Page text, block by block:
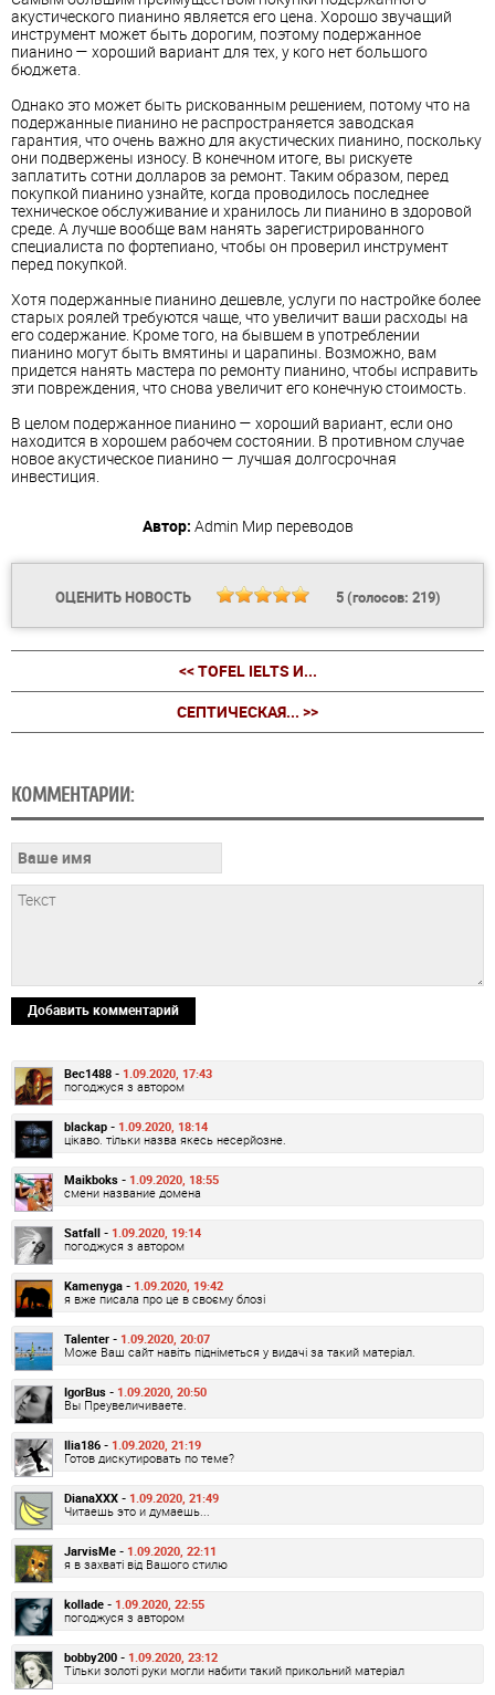
акустического пианино является его цена. Хорошо звучащий
инструмент может быть дорогим, поэтому подержанное
пианино — хороший вариант для тех, у кого нет большого
бюджета.
Однако это может быть рискованным решением, потому что на
подержанные пианино не распространяется заводская
гарантия, что очень важно для акустических пианино, поскольку
они подвержены износу. В конечном итоге, вы рискуете
заплатить сотни долларов за ремонт. Таким образом, перед
покупкой пианино узнайте, когда проводилось последнее
техническое обслуживание и хранилось ли пианино в здоровой
среде. А лучше вообще вам нанять зарегистрированного
специалиста по фортепиано, чтобы он проверил инструмент
перед покупкой.
Хотя подержанные пианино дешевле, услуги по настройке более
старых роялей требуются чаще, что увеличит ваши расходы на
его содержание. Кроме того, на бывшем в употреблении
пианино могут быть вмятины и царапины. Возможно, вам
придется нанять мастера по ремонту пианино, чтобы исправить
эти повреждения, что снова увеличит его конечную стоимость.
В целом подержанное пианино — хороший вариант, если оно
находится в хорошем рабочем состоянии. В противном случае
новое акустическое пианино — лучшая долгосрочная
инвестиция.
Автор: Admin Мир переводов
ОЦЕНИТЬ НОВОСТЬ 5(голосов: 219)
<< TOFEL IELTS И...
СЕПТИЧЕСКАЯ... >>
КОММЕНТАРИИ:
Добавить комментарий
Bec1488 - 1.09.2020, 17:43
погоджуся з автором
blackap - 1.09.2020, 18:14
цікаво. тільки назва якесь несерйозне.
Maikboks - 1.09.2020, 18:55
смени название домена
Satfall - 1.09.2020, 19:14
погоджуся з автором
Kamenyga - 1.09.2020, 19:42
я вже писала про це в своєму блозі
Talenter - 1.09.2020, 20:07
Може Ваш сайт навіть підніметься у видачі за такий матеріал.
IgorBus - 1.09.2020, 20:50
Вы Преувеличиваете.
Ilia186 - 1.09.2020, 21:19
Готов дискутировать по теме?
DianaXXX - 1.09.2020, 21:49
Читаешь это и думаешь...
JarvisMe - 1.09.2020, 22:11
я в захваті від Вашого стилю
kollade - 1.09.2020, 22:55
погоджуся з автором
bobby200 - 1.09.2020, 23:12
Тільки золоті руки могли набити такий прикольний матеріал